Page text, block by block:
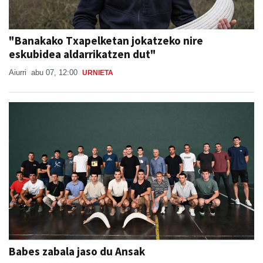
"Banakako Txapelketan jokatzeko nire
eskubidea aldarrikatzen dut"
Aiurri abu 07, 12:00 URNIETA
Babes zabala jaso du Ansak